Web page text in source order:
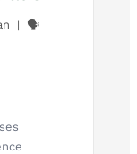
an | 🗣